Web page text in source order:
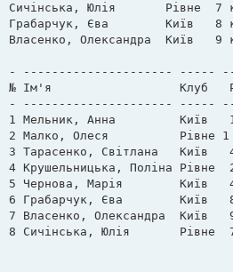
Сичінська, Юлія       Рівне
Грабарчук, Єва        Київ
Власенко, Олександра
- --------------------- -----
№ Ім'я                  Клуб
- --------------------- -----
1 Мельник, Анна
2 Малко, Олеся
3 Тарасенко, Світлана
4 Крушельницька, Поліна
5 Чернова, Марія
6 Грабарчук, Єва
7 Власенко, Олександра
8 Сичінська, Юлія